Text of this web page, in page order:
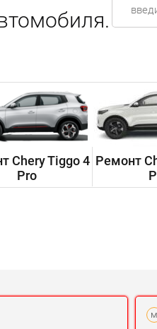
Chery Tiggo 4
Pro
Ремонт
м